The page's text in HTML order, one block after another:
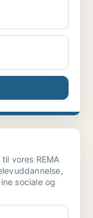
vores REMA
sociale og